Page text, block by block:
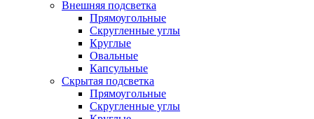
Внешняя подсветка
Прямоугольные
Скругленные углы
Круглые
Овальные
Капсульные
Скрытая подсветка
Прямоугольные
Скругленные углы